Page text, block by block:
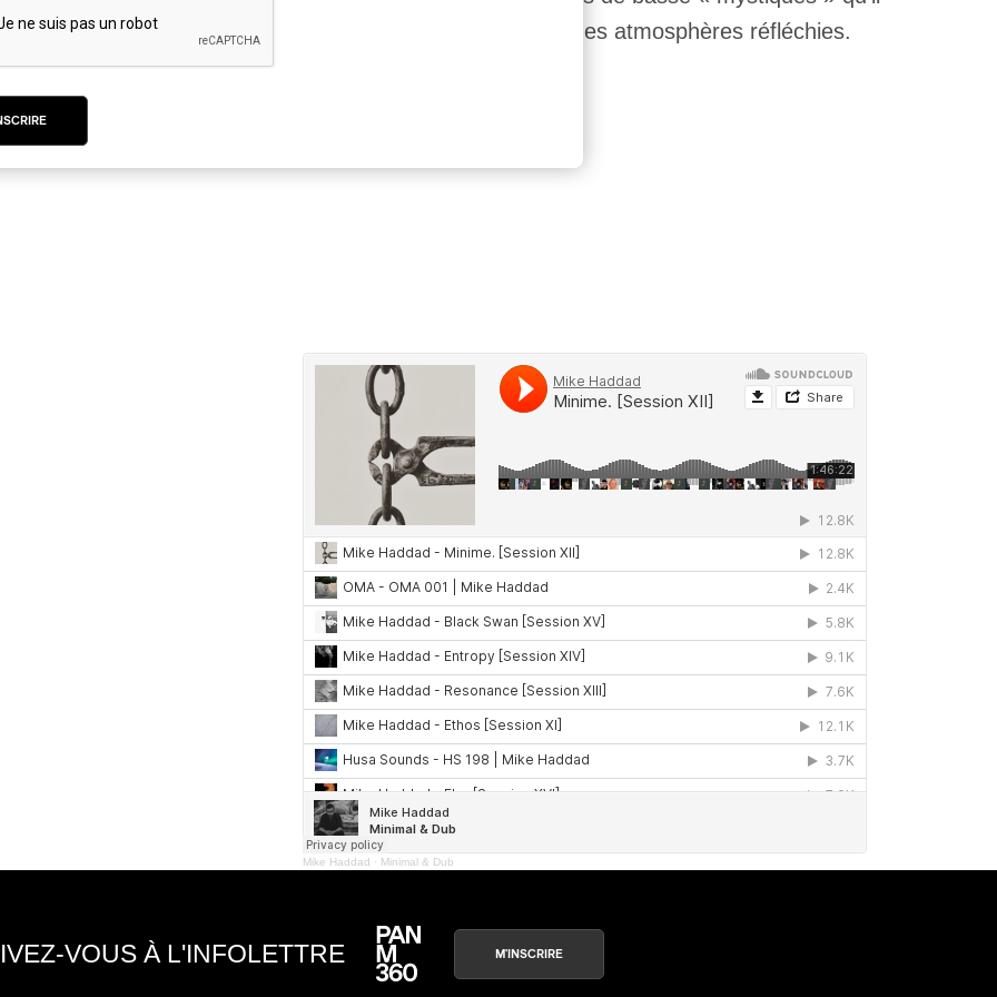
des paysages de nature, des mélodies sombres et des atmosphères réfléchies.
émotion.
Mike Haddad · Minimal & Dub
VOUS À L'INFOLETTRE M'INSCRIRE